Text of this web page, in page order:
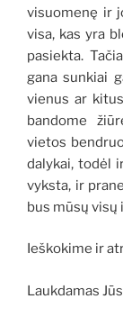
visuomenę ir
visa, kas yra
pasiekta.
gana sunkiai
vienus ar
bandome
vietos
dalykai, todėl
vyksta, ir
bus mūsų
Ieškokime ir
Laukdamas